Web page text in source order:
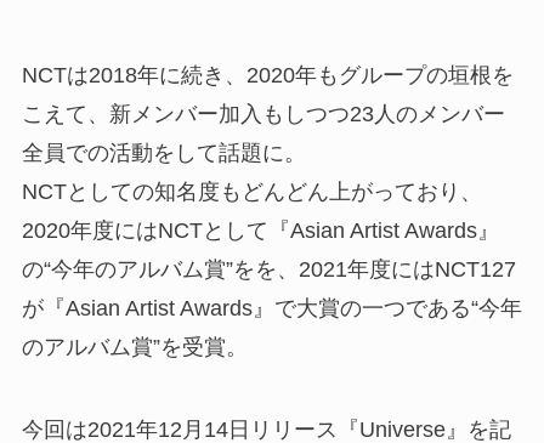
NCTは2018年に続き、2020年もグループの垣根を
こえて、新メンバー加入もしつつ23人のメンバー
全員での活動をして話題に。
NCTとしての知名度もどんどん上がっており、
2020年度にはNCTとして『Asian Artist Awards』
の“今年のアルバム賞”をを、2021年度にはNCT127
が『Asian Artist Awards』で大賞の一つである“今年
のアルバム賞”を受賞。
今回は2021年12月14日リリース『Universe』を記